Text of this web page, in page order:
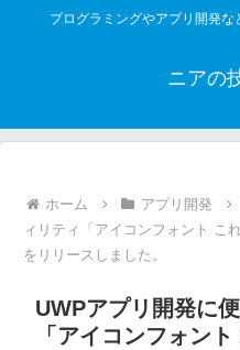
プログラミングやアプリ開発
ニアの
ホーム アプリ開発
ィリティ「アイコンフォント こ
をリリースしました。
UWPアプリ開発に
「アイコンフォン